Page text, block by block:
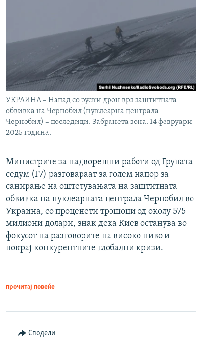
УКРАИНА – Напад со руски дрон врз заштитната
обвивка на Чернобил (нуклеарна централа
Чернобил) – последици. Забранета зона. 14 февруари
2025 година.
Министрите за надворешни работи од Групата
седум (Г7) разговараат за голем напор за
санирање на оштетувањата на заштитната
обвивка на нуклеарната централа Чернобил во
Украина, со проценети трошоци од околу 575
милиони долари, знак дека Киев останува во
фокусот на разговорите на високо ниво и
покрај конкурентните глобални кризи.
прочитај повеќе
Сподели